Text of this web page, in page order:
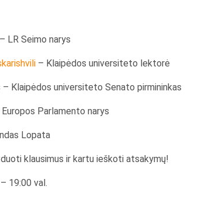
– LR Seimo narys
– Klaipėdos universiteto lektorė
Klaipėdos universiteto Senato pirmininkas
Parlamento narys
Lopata
klausimus ir kartu ieškoti atsakymų!
19:00 val.